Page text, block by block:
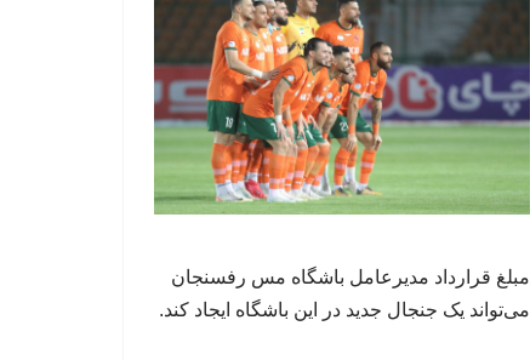
مبلغ قرارداد مدیرعامل باشگاه مس رفسنجان
می‌تواند یک جنجال جدید در این باشگاه ایجاد کند.